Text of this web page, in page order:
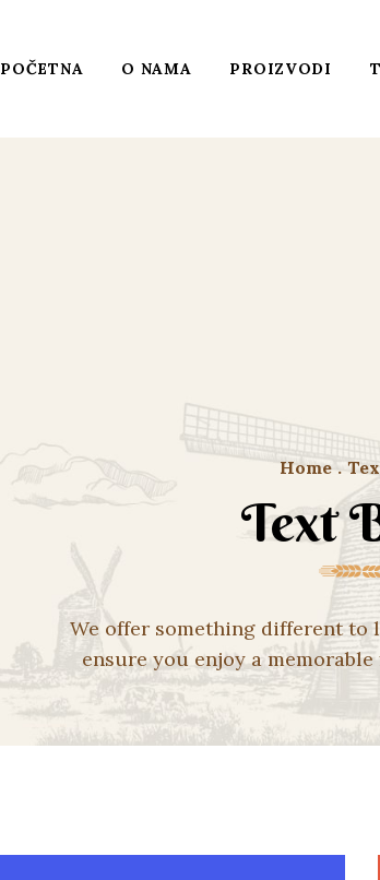
POČETNA O NAMA PROIZVODI
Home .
Text
We offer something different to
ensure you enjoy a